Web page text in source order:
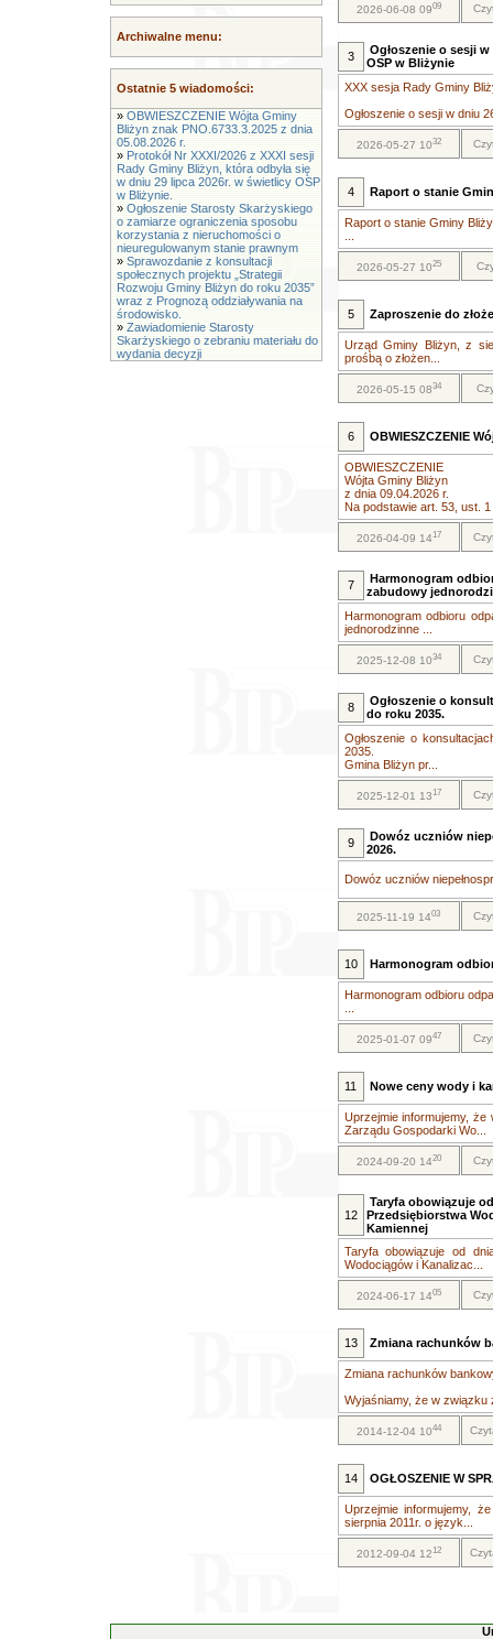
Archiwalne menu:
Ostatnie 5 wiadomości:
» OBWIESZCZENIE Wójta Gminy
Bliżyn znak PNO.6733.3.2025 z dnia
05.08.2026 r.
» Protokół Nr XXXI/2026 z XXXI sesji
Rady Gminy Bliżyn, która odbyła się
w dniu 29 lipca 2026r. w świetlicy OSP
w Bliżynie.
» Ogłoszenie Starosty Skarżyskiego
o zamiarze ograniczenia sposobu
korzystania z nieruchomości o
nieuregulowanym stanie prawnym
» Sprawozdanie z konsultacji
społecznych projektu „Strategii
Rozwoju Gminy Bliżyn do roku 2035”
wraz z Prognozą oddziaływania na
środowisko.
» Zawiadomienie Starosty
Skarżyskiego o zebraniu materiału do
wydania decyzji
2026-06-08 0909
3
Ogłoszenie o sesji
OSP w Bliżynie
XXX sesja Rady Gminy
Ogłoszenie o sesji w dniu
2026-05-27 1032
4 Raport o stanie
Raport o stanie Gminy
2026-05-27 1025
5 Zaproszenie do
Urząd Gminy Bliżyn, z
prośbą o złożen...
2026-05-15 0834
6 OBWIESZCZENIE
OBWIESZCZENIE
Wójta Gminy Bliżyn
z dnia 09.04.2026 r.
Na podstawie art. 53, ust.
2026-04-09 1417
7
Harmonogram
zabudowy
Harmonogram odbioru
jednorodzinne ...
2025-12-08 1034
8
Ogłoszenie o
do roku 2035.
Ogłoszenie o
2035.
Gmina Bliżyn pr...
2025-12-01 1317
9
Dowóz uczniów
2026.
Dowóz uczniów
2025-11-19 1403
10 Harmonogram
Harmonogram odbioru
2025-01-07 0947
11 Nowe ceny wody i
Uprzejmie informujemy,
Zarządu Gospodarki Wo...
2024-09-20 1420
12
Taryfa obowiązuje
Przedsiębiorstwa
Kamiennej
Taryfa obowiązuje od
Wodociągów i Kanalizac...
2024-06-17 1405
13 Zmiana rachunków
Zmiana rachunków
Wyjaśniamy, że w związku
2014-12-04 1044
14 OGŁOSZENIE W
Uprzejmie informujemy,
sierpnia 2011r. o język...
2012-09-04 1212